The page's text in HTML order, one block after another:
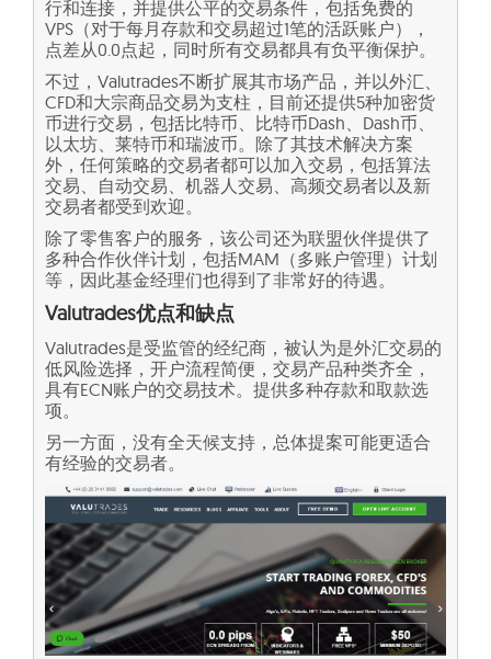
行和连接，并提供公平的交易条件，包括免费的
VPS（对于每月存款和交易超过1笔的活跃账户），
点差从0.0点起，同时所有交易都具有负平衡保护。
不过，Valutrades不断扩展其市场产品，并以外汇、
CFD和大宗商品交易为支柱，目前还提供5种加密货
币进行交易，包括比特币、比特币Dash、Dash币、
以太坊、莱特币和瑞波币。除了其技术解决方案
外，任何策略的交易者都可以加入交易，包括算法
交易、自动交易、机器人交易、高频交易者以及新
交易者都受到欢迎。
除了零售客户的服务，该公司还为联盟伙伴提供了
多种合作伙伴计划，包括MAM（多账户管理）计划
等，因此基金经理们也得到了非常好的待遇。
Valutrades优点和缺点
Valutrades是受监管的经纪商，被认为是外汇交易的
低风险选择，开户流程简便，交易产品种类齐全，
具有ECN账户的交易技术。提供多种存款和取款选
项。
另一方面，没有全天候支持，总体提案可能更适合
有经验的交易者。